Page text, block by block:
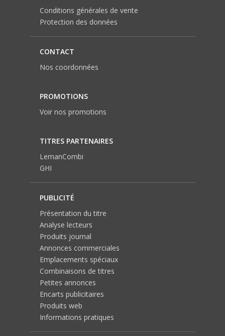
Conditions générales de vente
Protection des données
CONTACT
Nos coordonnées
PROMOTIONS
Voir nos promotions
TITRES PARTENAIRES
LemanCombi
GHI
PUBLICITÉ
Présentation du titre
Analyse lecteurs
Produits journal
Annonces commerciales
Emplacements spéciaux
Combinaisons de titres
Petites annonces
Encarts publicitaires
Produits web
Informations pratiques